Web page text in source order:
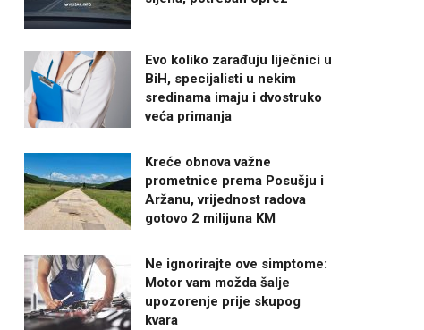
Evo koliko zarađuju liječnici u
BiH, specijalisti u nekim
sredinama imaju i dvostruko
veća primanja
Kreće obnova važne
prometnice prema Posušju i
Aržanu, vrijednost radova
gotovo 2 milijuna KM
Ne ignorirajte ove simptome:
Motor vam možda šalje
upozorenje prije skupog
kvara